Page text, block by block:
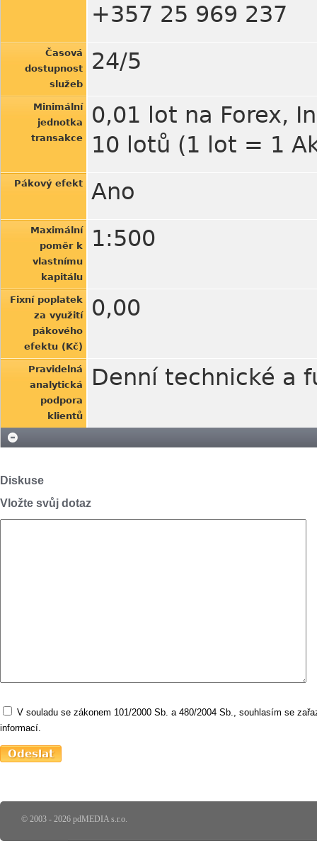
+357 25 969 237
Časová
dostupnost
služeb
24/5
Minimální
jednotka
transakce
0,01 lot na Forex,
10 lotů (1 lot = 1
Pákový efekt Ano
Maximální
poměr k
vlastnímu
kapitálu
1:500
Fixní poplatek
za využití
pákového
efektu (Kč)
0,00
Pravidelná
analytická
podpora
klientů
Denní technické a
Diskuse
Vložte svůj dotaz
V souladu se zákonem 101/2000 Sb. a 480/2004 Sb., souhlasím se
informací.
© 2003 - 2026 pdMEDIA s.r.o.